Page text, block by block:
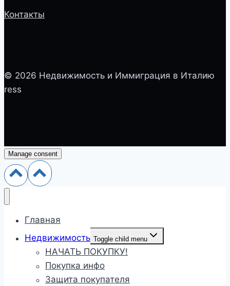
Контакты
© 2026 Недвижимость и Иммиграция в Италию
ress
Manage consent
Главная
Недвижимость Toggle child menu
НАЧАТЬ ПОКУПКУ!
Покупка инфо
Защита покупателя